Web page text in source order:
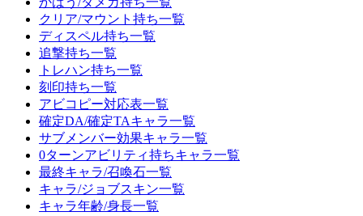
クリア/マウント持ち一覧
ディスペル持ち一覧
追撃持ち一覧
トレハン持ち一覧
刻印持ち一覧
アビコピー対応表一覧
確定DA/確定TAキャラ一覧
サブメンバー効果キャラ一覧
0ターンアビリティ持ちキャラ一覧
最終キャラ/召喚石一覧
キャラ/ジョブスキン一覧
キャラ年齢/身長一覧